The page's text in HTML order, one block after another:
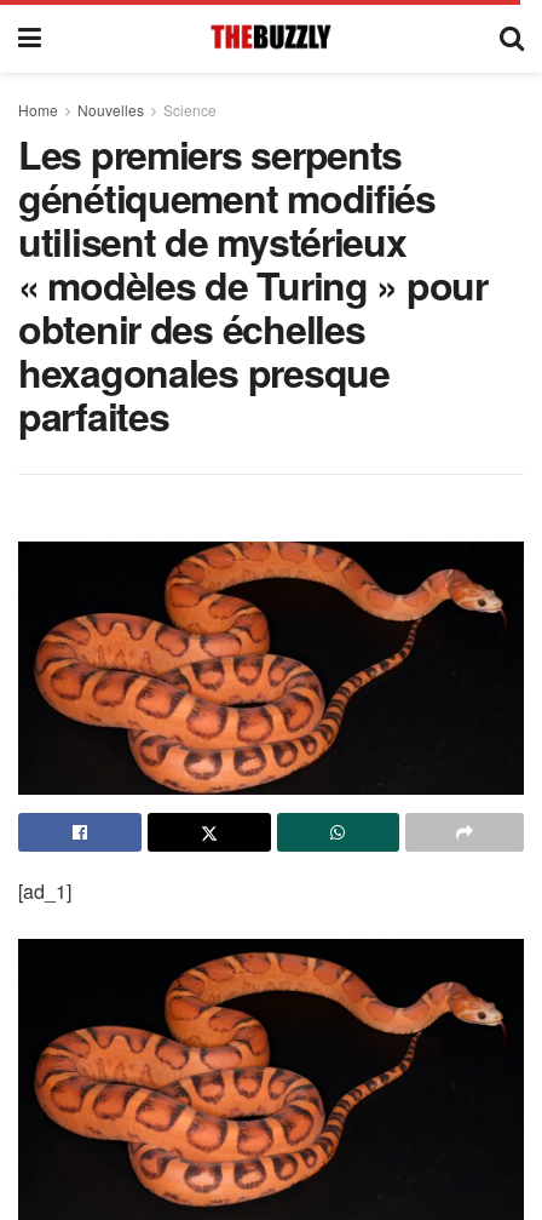
Home Nouvelles Science
Les premiers serpents
génétiquement modifiés
utilisent de mystérieux
« modèles de Turing » pour
obtenir des échelles
hexagonales presque
parfaites
[ad_1]